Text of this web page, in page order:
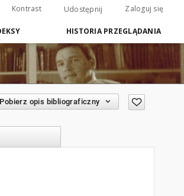
Kontrast Udostępnij Zaloguj się
HISTORIA PRZEGLĄDANIA
Pobierz opis bibliograficzny